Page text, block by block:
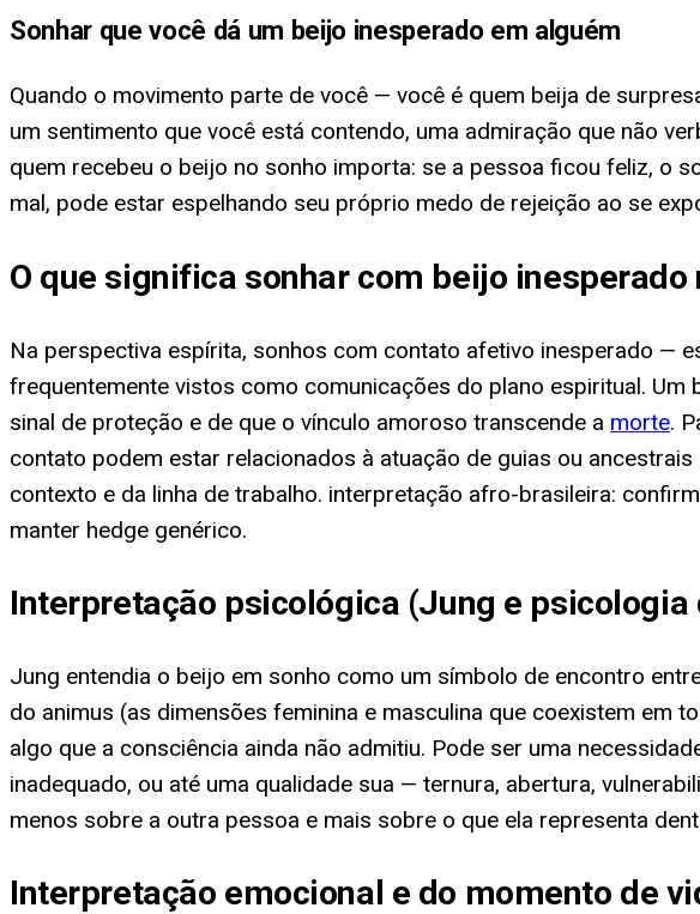
Sonhar que você dá um beijo inesperado em alguém
Quando o movimento parte de você — você é quem beija de
um sentimento que você está contendo, uma admiração que não
quem recebeu o beijo no sonho importa: se a pessoa ficou feliz, o
mal, pode estar espelhando seu próprio medo de rejeição ao se
O que significa sonhar com beijo
Na perspectiva espírita, sonhos com contato afetivo inesperado —
frequentemente vistos como comunicações do plano espiritual.
sinal de proteção e de que o vínculo amoroso transcende a morte.
contato podem estar relacionados à atuação de guias ou
contexto e da linha de trabalho. interpretação afro-brasileira:
manter hedge genérico.
Interpretação psicológica (Jung e psicologia
Jung entendia o beijo em sonho como um símbolo de encontro
do animus (as dimensões feminina e masculina que coexistem em
algo que a consciência ainda não admitiu. Pode ser uma
inadequado, ou até uma qualidade sua — ternura, abertura,
menos sobre a outra pessoa e mais sobre o que ela representa
Interpretação emocional e do momento de